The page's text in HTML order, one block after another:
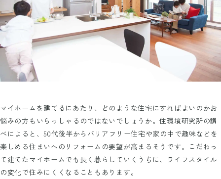
マイホームを建てるにあたり、どのような住宅にすればよいのかお
悩みの方もいらっしゃるのではないでしょうか。住環境研究所の調
べによると、50代後半からバリアフリー住宅や家の中で趣味などを
楽しめる住まいへのリフォームの要望が高まるそうです。こだわっ
て建てたマイホームでも長く暮らしていくうちに、ライフスタイル
の変化で住みにくくなることもあります。